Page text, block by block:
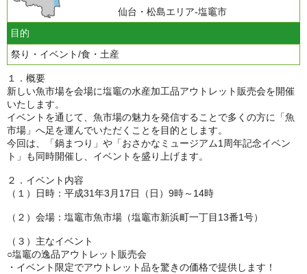
仙台・松島エリア-塩竈市
目的
祭り・イベント/食・土産
１．概要
新しい魚市場を会場に塩竈の水産加工品アウトレット販売会を開催
いたします。
イベントを通じて、魚市場の魅力を発信することで多くの方に「魚
市場」へ足を運んでいただくことを目的とします。
今回は、「鍋まつり」や「おさかなミュージアム1周年記念イベン
ト」も同時開催し、イベントを盛り上げます。
２．イベント内容
（１）日時：平成31年3月17日（日）9時～14時
（２）会場：塩竈市魚市場（塩竈市新浜町一丁目13番1号）
（３）主なイベント
○塩竈の逸品アウトレット販売会
・イベント限定でアウトレット品を驚きの価格で提供します！